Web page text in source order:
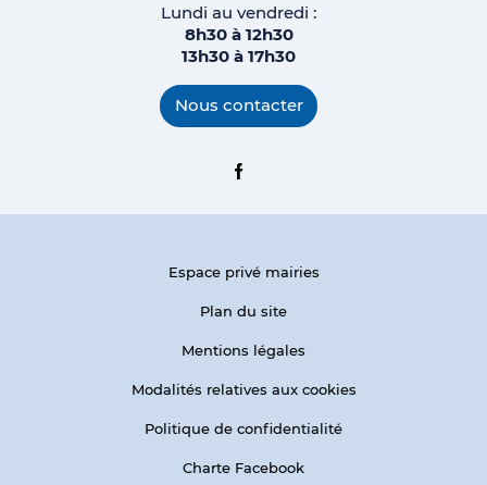
Lundi au vendredi :
8h30 à 12h30
13h30 à 17h30
Nous contacter
Espace privé mairies
Plan du site
Mentions légales
Modalités relatives aux cookies
Politique de confidentialité
Charte Facebook